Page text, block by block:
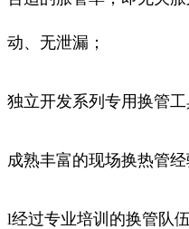
动、无泄漏；
独立开发系列专用换管
成熟丰富的现场换热管经
l经过专业培训的换管队伍